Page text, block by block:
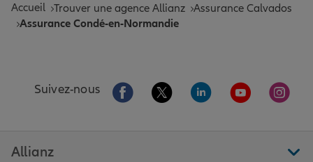
Accueil Trouver une agence Allianz Assurance Calvados
Assurance Condé-en-Normandie
Suivez-nous Aller sur la page Facebook de Allianz
Aller sur la page Twitter de
Aller sur la page
Aller sur la
Aller
Allianz